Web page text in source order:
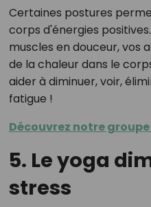
Certaines postures
corps d'énergies
muscles en douceur, vos
de la chaleur dans le
aider à diminuer, voir,
fatigue !
Découvrez notre
5. Le yoga
stress